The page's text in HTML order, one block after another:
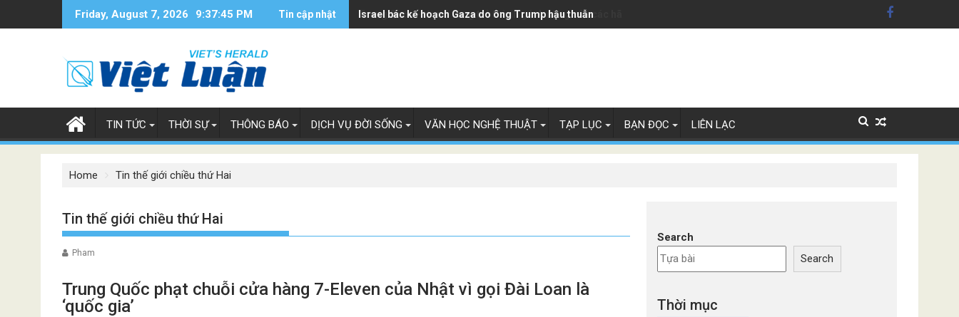
Friday, August 7, 2026 9:37:46 PM Tin cập nhật Trung Quốc - từ mỏ vàng trở thành gánh nặng của các hãng xe Đức
Israel bác kế hoạch Gaza do ông Trump hậu thuẫn
TIN TỨC THỜI SỰ THÔNG BÁO DỊCH VỤ ĐỜI SỐNG VĂN HỌC NGHỆ THUẬT TẠP LỤC BẠN ĐỌC LIÊN LẠC
Home Tin thế giới chiều thứ Hai
Tin thế giới chiều thứ Hai
Pham
Trung Quốc phạt chuỗi cửa hàng 7-Eleven của Nhật vì gọi Đài Loan là
‘quốc gia’
Search
Search
Thời mục